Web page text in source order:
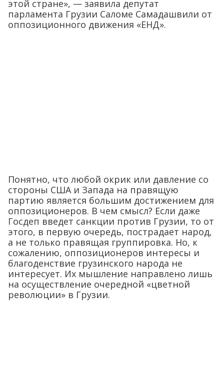
этой стране», — заявила депутат
парламента Грузии Саломе Самадашвили от
оппозиционного движения «ЕНД».
Понятно, что любой окрик или давление со
стороны США и Запада на правящую
партию является большим достижением для
оппозиционеров. В чем смысл? Если даже
Госдеп введет санкции против Грузии, то от
этого, в первую очередь, пострадает народ,
а не только правящая группировка. Но, к
сожалению, оппозиционеров интересы и
благоденствие грузинского народа не
интересует. Их мышление направлено лишь
на осуществление очередной «цветной
революции» в Грузии.